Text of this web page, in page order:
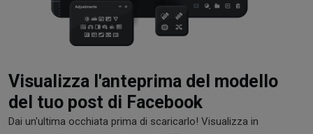
Visualizza l'anteprima del modello
del tuo post di Facebook
Dai un'ultima occhiata prima di scaricarlo! Visualizza in